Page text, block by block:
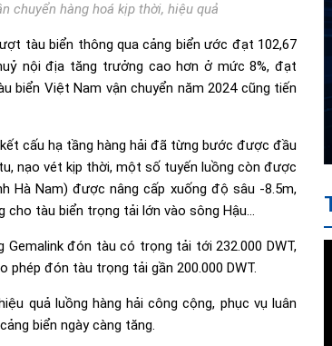
chuyển hàng hoá kịp thời, hiệu quả
tàu biển thông qua cảng biển ước đạt 102,67
nội địa tăng trưởng cao hơn ở mức 8%, đạt
biển Việt Nam vận chuyển năm 2024 cũng tiến
cấu hạ tầng hàng hải đã từng bước được đầu
nạo vét kịp thời, một số tuyến luồng còn được
Hà Nam) được nâng cấp xuống độ sâu -8.5m,
cho tàu biển trọng tải lớn vào sông Hậu…
đón tàu có trọng tải tới 232.000 DWT,
phép đón tàu trọng tải gần 200.000 DWT.
quả luồng hàng hải công cộng, phục vụ luân
biển ngày càng tăng.